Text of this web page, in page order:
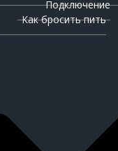
Подключение
Как бросить пить